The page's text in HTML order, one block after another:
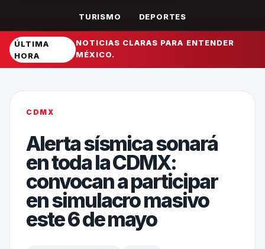
TURISMO DEPORTES
ÚLTIMA
HORA
NOTICIAS CLARAS PARA ENTENDER
MÉXICO.
CDMX
Alerta sísmica sonará
en toda la CDMX:
convocan a participar
en simulacro masivo
este 6 de mayo